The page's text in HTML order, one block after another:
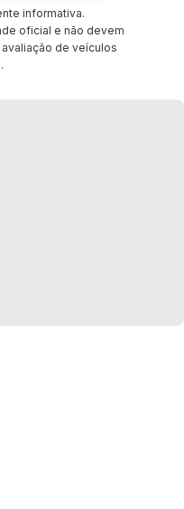
informativa.
oficial e não devem
de veículos